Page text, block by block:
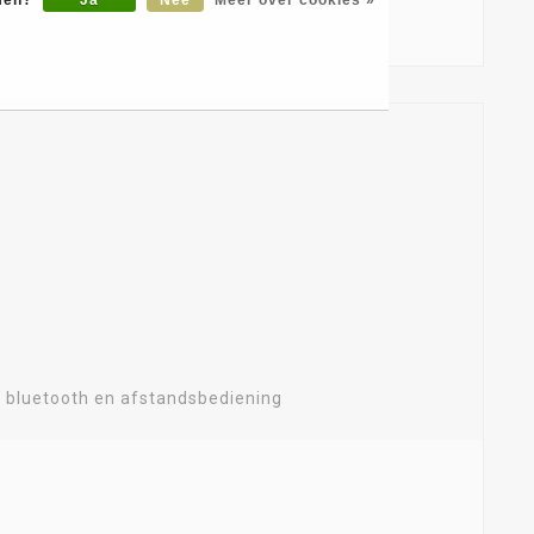
bluetooth en afstandsbediening